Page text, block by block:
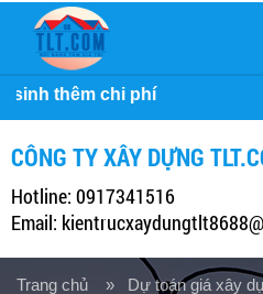
CÔNG TY XÂY DỰNG
Hotline: 0917341516
Email:
Trang chủ » Dự toán giá xây